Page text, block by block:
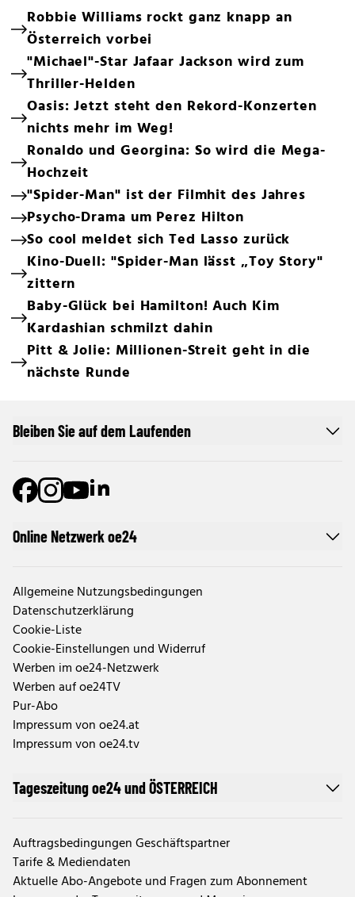
Robbie Williams rockt ganz knapp an
Österreich vorbei
"Michael"-Star Jafaar Jackson wird zum
Thriller-Helden
Oasis: Jetzt steht den Rekord-Konzerten
nichts mehr im Weg!
Ronaldo und Georgina: So wird die Mega-
Hochzeit
"Spider-Man" ist der Filmhit des Jahres
Psycho-Drama um Perez Hilton
So cool meldet sich Ted Lasso zurück
Kino-Duell: "Spider-Man lässt „Toy Story"
zittern
Baby-Glück bei Hamilton! Auch Kim
Kardashian schmilzt dahin
Pitt & Jolie: Millionen-Streit geht in die
nächste Runde
Online Netzwerk oe24
Allgemeine Nutzungsbedingungen
Datenschutzerklärung
Cookie-Liste
Cookie-Einstellungen und Widerruf
Werben im oe24-Netzwerk
Werben auf oe24TV
Pur-Abo
Impressum von oe24.at
Impressum von oe24.tv
Tageszeitung oe24 und ÖSTERREICH
Auftragsbedingungen Geschäftspartner
Tarife & Mediendaten
Aktuelle Abo-Angebote und Fragen zum Abonnement
Bleiben Sie auf dem Laufenden